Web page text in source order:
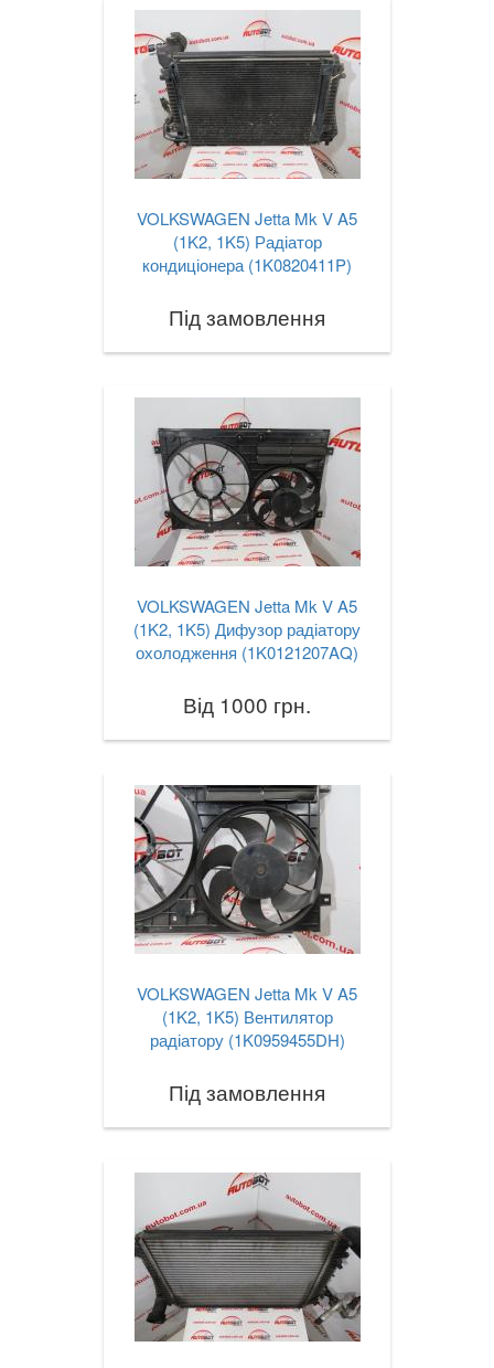
VOLKSWAGEN Jetta Mk V A5
(1K2, 1K5) Радіатор
кондиціонера (1K0820411P)
Під замовлення
VOLKSWAGEN Jetta Mk V A5
(1K2, 1K5) Дифузор радіатору
охолодження (1K0121207AQ)
Від 1000 грн.
VOLKSWAGEN Jetta Mk V A5
(1K2, 1K5) Вентилятор
радіатору (1K0959455DH)
Під замовлення